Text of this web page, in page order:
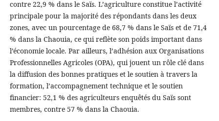
contre 22,9 % dans le Saïs. L’agriculture constitue l’activité
principale pour la majorité des répondants dans les deux
zones, avec un pourcentage de 68,7 % dans le Saïs et de 71,4
% dans la Chaouia, ce qui reflète son poids important dans
l’économie locale. Par ailleurs, l’adhésion aux Organisations
Professionnelles Agricoles (OPA), qui jouent un rôle clé dans
la diffusion des bonnes pratiques et le soutien à travers la
formation, l’accompagnement technique et le soutien
financier: 52,1 % des agriculteurs enquêtés du Saïs sont
membres, contre 57 % dans la Chaouia.